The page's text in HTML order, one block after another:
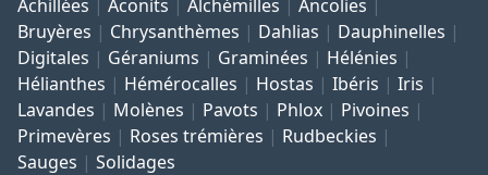
Achillées Aconits Alchémilles
Ancolies
Bruyères
Chrysanthèmes Dahlias
Dauphinelles
Digitales
Géraniums Graminées
Hélénies
Hélianthes
Hémérocalles Hostas Ibéris
Iris
Lavandes
Molènes Pavots Phlox
Pivoines
Primevères
Roses trémières
Rudbeckies
Sauges
Solidages